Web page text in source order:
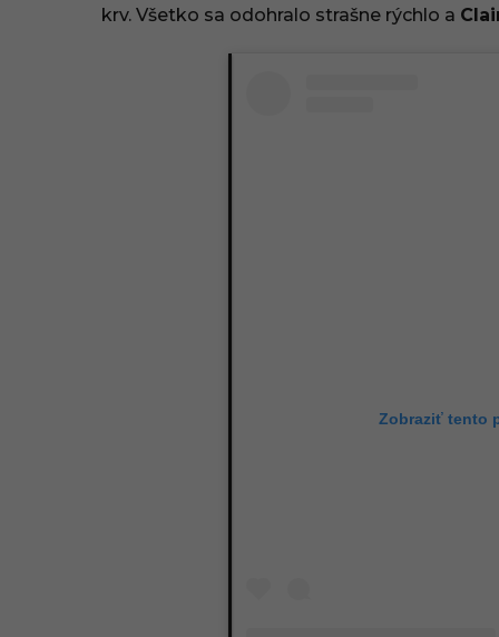
1
krv. Všetko sa odohralo strašne rýchlo a
Zobraziť tento